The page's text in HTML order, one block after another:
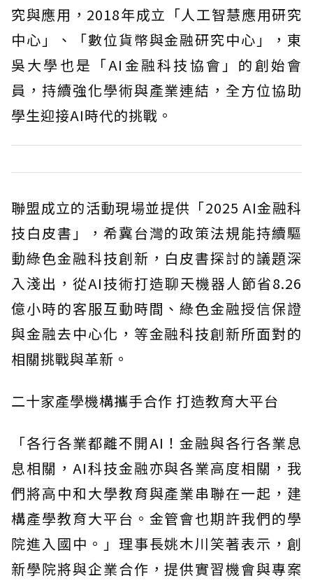
究與應用，2018年成立「人工智慧應用研究
中心」、「數位貨幣與金融研究中心」，東
吳大學也是「AI金融科技協會」的創始會
員，持續強化學術與產業連結，全方位協助
學生迎接AI時代的挑戰。
聯盟成立的活動現場並提供「2025 AI金融科
技白皮書」，希冀台灣的政策法規能持續驅
動綠色金融科技創新，白皮書探討的議題深
入淺出，從AI技術打造聊天機器人節省8.26
億小時的客服互動時間、綠色金融授信保證
與金融去中心化，等金融科技創新所面對的
相關挑戰與革新。
二十家產學機構攜手合作 打造教育大平台
「各行各業都離不開AI！金融與各行各業息
息相關，AI科技金融亦與各業高度相關，我
們將高中和大學教育與產業串聯在一起，建
構產學教育大平台。金管會也期許我們的學
院進入國中。」理事長姚木川笑著表示，創
新學院將與企業合作，提供實習機會與專案